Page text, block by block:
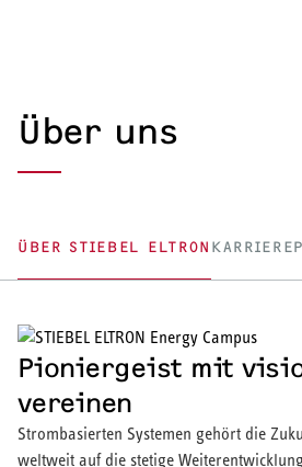
Über uns
ÜBER STIEBEL ELTRON KARRIERE
Pioniergeist mit
vereinen
Strombasierten Systemen gehört die
weltweit auf die stetige